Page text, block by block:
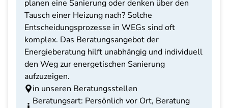
planen eine Sanierung oder denken über den
Tausch einer Heizung nach? Solche
Entscheidungsprozesse in WEGs sind oft
komplex. Das Beratungsangebot der
Energieberatung hilft unabhängig und individuell
den Weg zur energetischen Sanierung
aufzuzeigen.
in unseren Beratungsstellen
Beratungsart: Persönlich vor Ort, Beratung